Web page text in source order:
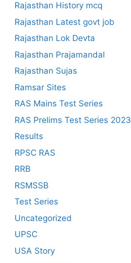
Rajasthan History mcq
Rajasthan Latest govt job
Rajasthan Lok Devta
Rajasthan Prajamandal
Rajasthan Sujas
Ramsar Sites
RAS Mains Test Series
RAS Prelims Test Series 2023
Results
RPSC RAS
RRB
RSMSSB
Test Series
Uncategorized
UPSC
USA Story